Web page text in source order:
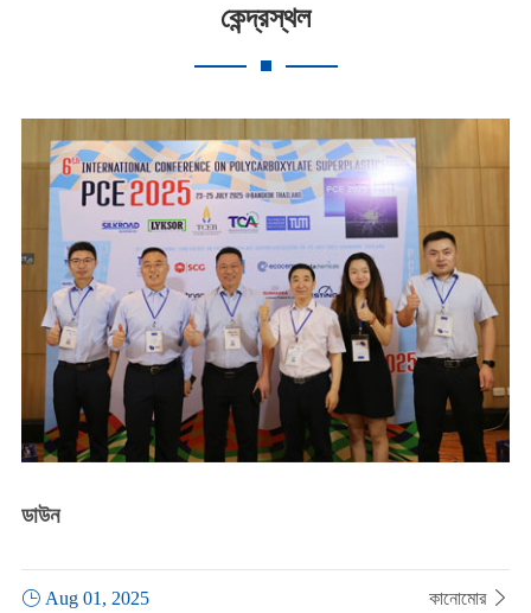
কেন্দ্রস্থল
ডাউন
Aug 01, 2025 কানোমোর 